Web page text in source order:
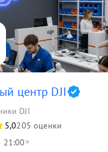
центр DJI
DJI
5,0205 оценки
21:00